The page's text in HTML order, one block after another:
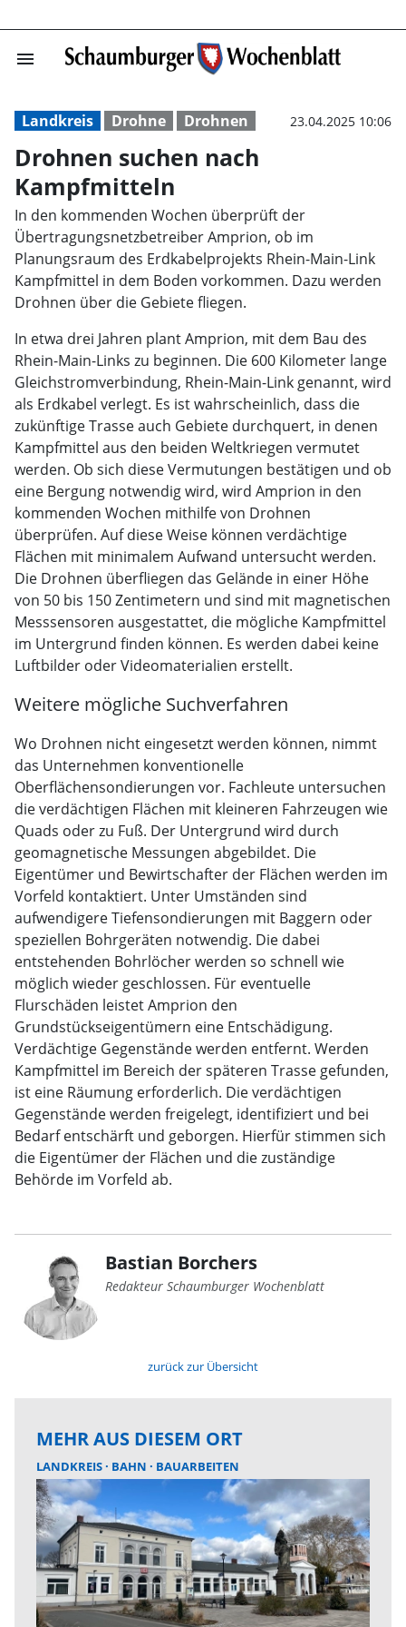
menu Drohnen
Landkreis Drohne Drohnen 23.04.2025 10:06
Drohnen suchen nach
Kampfmitteln
In den kommenden Wochen überprüft der
Übertragungsnetzbetreiber Amprion, ob im
Planungsraum des Erdkabelprojekts Rhein-Main-Link
Kampfmittel in dem Boden vorkommen. Dazu werden
Drohnen über die Gebiete fliegen.
In etwa drei Jahren plant Amprion, mit dem Bau des
Rhein-Main-Links zu beginnen. Die 600 Kilometer lange
Gleichstromverbindung, Rhein-Main-Link genannt, wird
als Erdkabel verlegt. Es ist wahrscheinlich, dass die
zukünftige Trasse auch Gebiete durchquert, in denen
Kampfmittel aus den beiden Weltkriegen vermutet
werden. Ob sich diese Vermutungen bestätigen und ob
eine Bergung notwendig wird, wird Amprion in den
kommenden Wochen mithilfe von Drohnen
überprüfen. Auf diese Weise können verdächtige
Flächen mit minimalem Aufwand untersucht werden.
Die Drohnen überfliegen das Gelände in einer Höhe
von 50 bis 150 Zentimetern und sind mit magnetischen
Messsensoren ausgestattet, die mögliche Kampfmittel
im Untergrund finden können. Es werden dabei keine
Luftbilder oder Videomaterialien erstellt.
Weitere mögliche Suchverfahren
Wo Drohnen nicht eingesetzt werden können, nimmt
das Unternehmen konventionelle
Oberflächensondierungen vor. Fachleute untersuchen
die verdächtigen Flächen mit kleineren Fahrzeugen wie
Quads oder zu Fuß. Der Untergrund wird durch
geomagnetische Messungen abgebildet. Die
Eigentümer und Bewirtschafter der Flächen werden im
Vorfeld kontaktiert. Unter Umständen sind
aufwendigere Tiefensondierungen mit Baggern oder
speziellen Bohrgeräten notwendig. Die dabei
entstehenden Bohrlöcher werden so schnell wie
möglich wieder geschlossen. Für eventuelle
Flurschäden leistet Amprion den
Grundstückseigentümern eine Entschädigung.
Verdächtige Gegenstände werden entfernt. Werden
Kampfmittel im Bereich der späteren Trasse gefunden,
ist eine Räumung erforderlich. Die verdächtigen
Gegenstände werden freigelegt, identifiziert und bei
Bedarf entschärft und geborgen. Hierfür stimmen sich
die Eigentümer der Flächen und die zuständige
Behörde im Vorfeld ab.
Bastian Borchers
Redakteur Schaumburger Wochenblatt
zurück zur Übersicht
MEHR AUS DIESEM ORT
LANDKREIS BAHN BAUARBEITEN